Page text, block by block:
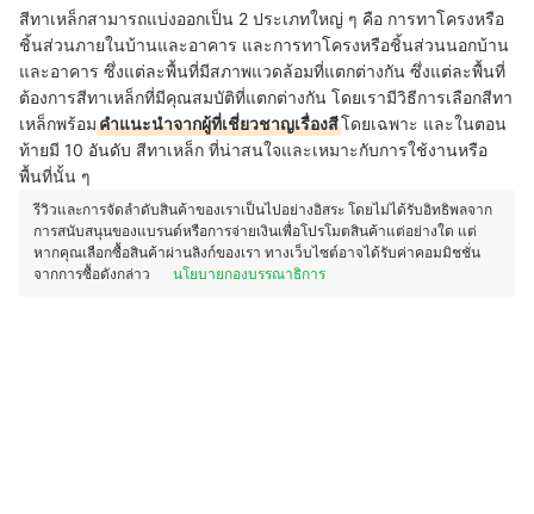
สีทาเหล็กสามารถแบ่งออกเป็น 2 ประเภทใหญ่ ๆ คือ การทาโครงหรือ
ชิ้นส่วนภายในบ้านและอาคาร และการทาโครงหรือชิ้นส่วนนอกบ้าน
และอาคาร ซึ่งแต่ละพื้นที่มีสภาพแวดล้อมที่แตกต่างกัน ซึ่งแต่ละพื้นที่
ต้องการสีทาเหล็กที่มีคุณสมบัติที่แตกต่างกัน โดยเรามีวิธีการเลือกสีทา
เหล็กพร้อมคำแนะนำจากผู้ที่เชี่ยวชาญเรื่องสีโดยเฉพาะ และในตอน
ท้ายมี 10 อันดับ สีทาเหล็ก ที่น่าสนใจและเหมาะกับการใช้งานหรือ
พื้นที่นั้น ๆ
รีวิวและการจัดลำดับสินค้าของเราเป็นไปอย่างอิสระ โดยไม่ได้รับอิทธิพลจาก
การสนับสนุนของแบรนด์หรือการจ่ายเงินเพื่อโปรโมตสินค้าแต่อย่างใด แต่
หากคุณเลือกซื้อสินค้าผ่านลิงก์ของเรา ทางเว็บไซต์อาจได้รับค่าคอมมิชชั่น
จากการซื้อดังกล่าว
นโยบายกองบรรณาธิการ